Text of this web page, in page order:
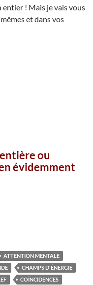
! Mais je vais vous
et dans vos
ou
évidemment
ATTENTION MENTALE
CHAMPS D'ÉNERGIE
COÏNCIDENCES